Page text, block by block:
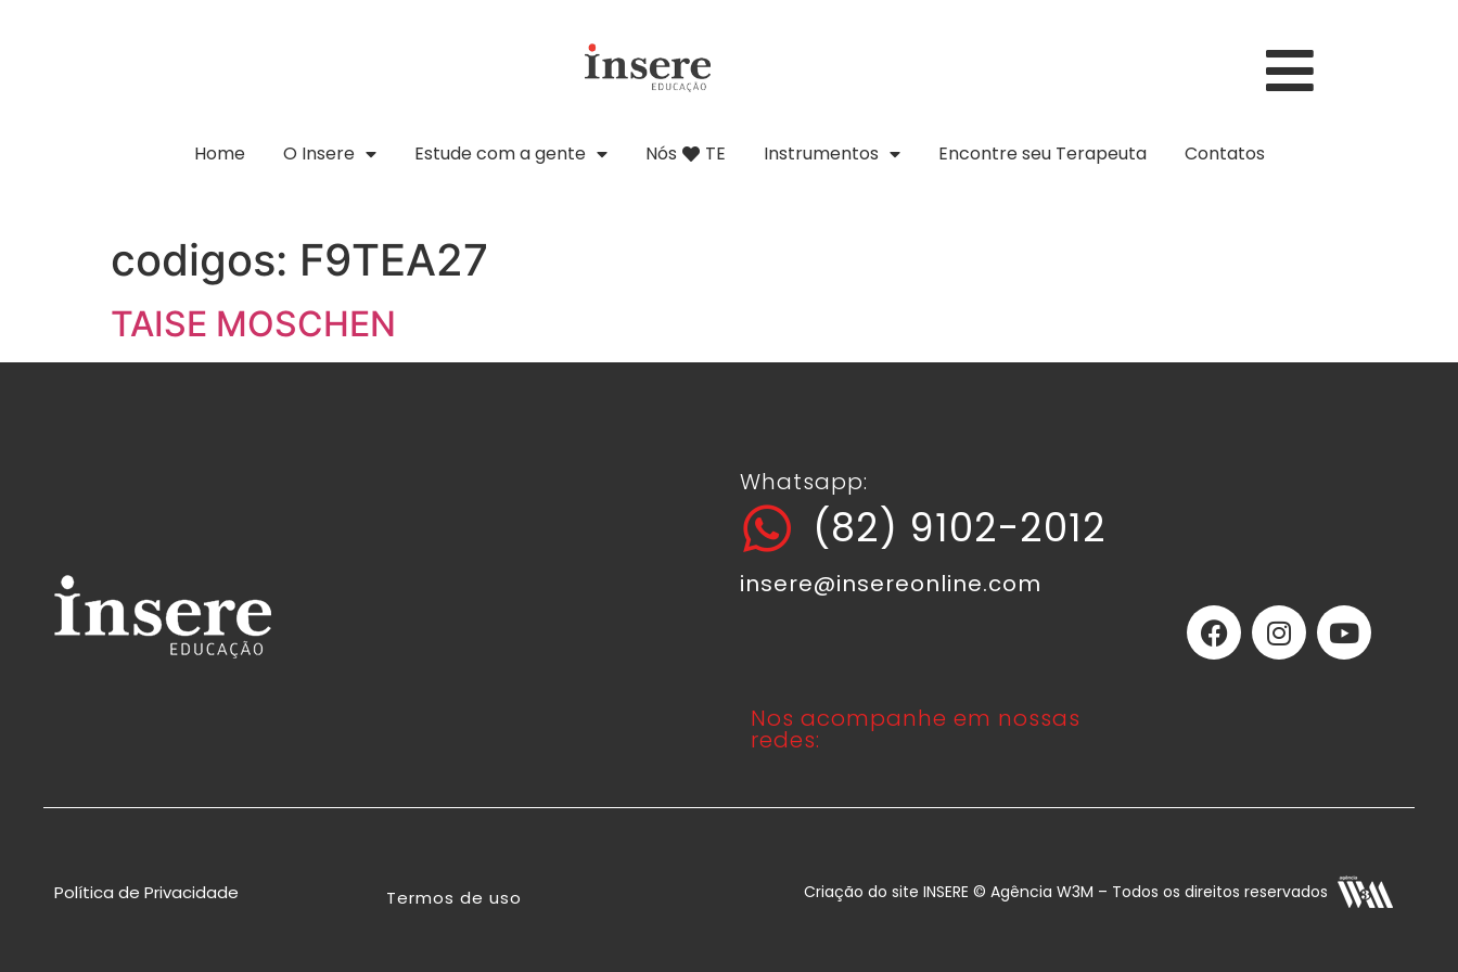
Home O Insere Estude com a gente Nós TE Instrumentos Encontre seu Terapeuta Contatos
codigos: F9TEA27
TAISE MOSCHEN
Whatsapp:
(82) 9102-2012
insere@insereonline.com
Nos acompanhe em nossas
redes:
Política de Privacidade Termos de uso Criação do site INSERE © Agência W3M – Todos os direitos reservados